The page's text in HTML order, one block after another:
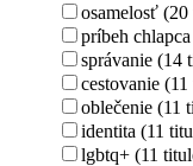
osamelosť
príbeh
správanie (14
cestovanie
oblečenie (11
identita (11
lgbtq+ (11